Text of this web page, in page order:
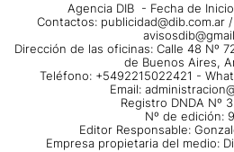
Agencia DIB - Fecha de
Contactos: publicidad@dib.com.ar /
Dirección de las oficinas: Calle 48 Nº
de Buenos Aires,
Teléfono: +5492215022421 -
Email:
Registro DNDA Nº
Nº de edición:
Editor Responsable:
Empresa propietaria del medio: